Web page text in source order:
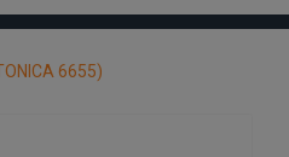
6655)